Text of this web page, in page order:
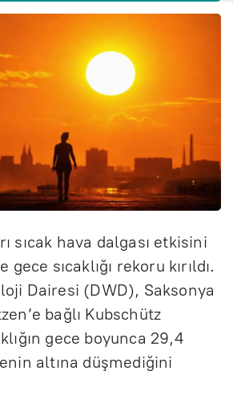
sıcak hava dalgası etkisini
gece sıcaklığı rekoru kırıldı.
Dairesi (DWD), Saksonya
bağlı Kubschütz
gece boyunca 29,4
altına düşmediğini